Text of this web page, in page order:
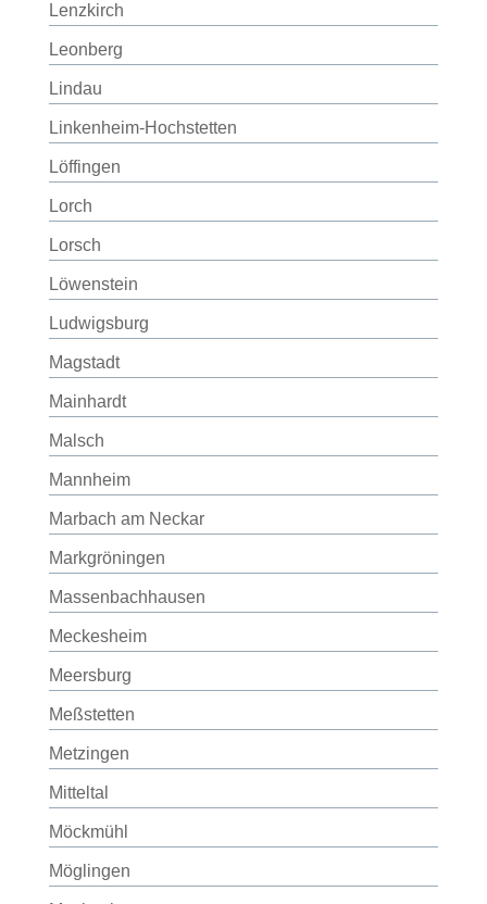
Lenzkirch
Leonberg
Lindau
Linkenheim-Hochstetten
Löffingen
Lorch
Lorsch
Löwenstein
Ludwigsburg
Magstadt
Mainhardt
Malsch
Mannheim
Marbach am Neckar
Markgröningen
Massenbachhausen
Meckesheim
Meersburg
Meßstetten
Metzingen
Mitteltal
Möckmühl
Möglingen